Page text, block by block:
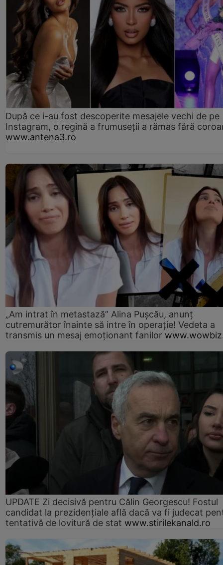
După ce i-au fost descoperite mesajele vechi de pe
Instagram, o regină a frumuseții a rămas fără
www.antena3.ro
„Am intrat în metastază” Alina Pușcău, anunț
cutremurător înainte să intre în operație! Vedeta a
transmis un mesaj emoționant fanilor
UPDATE Zi decisivă pentru Călin Georgescu! Fostul
candidat la prezidențiale află dacă va fi judecat
tentativă de lovitură de stat www.stirilekanald.ro